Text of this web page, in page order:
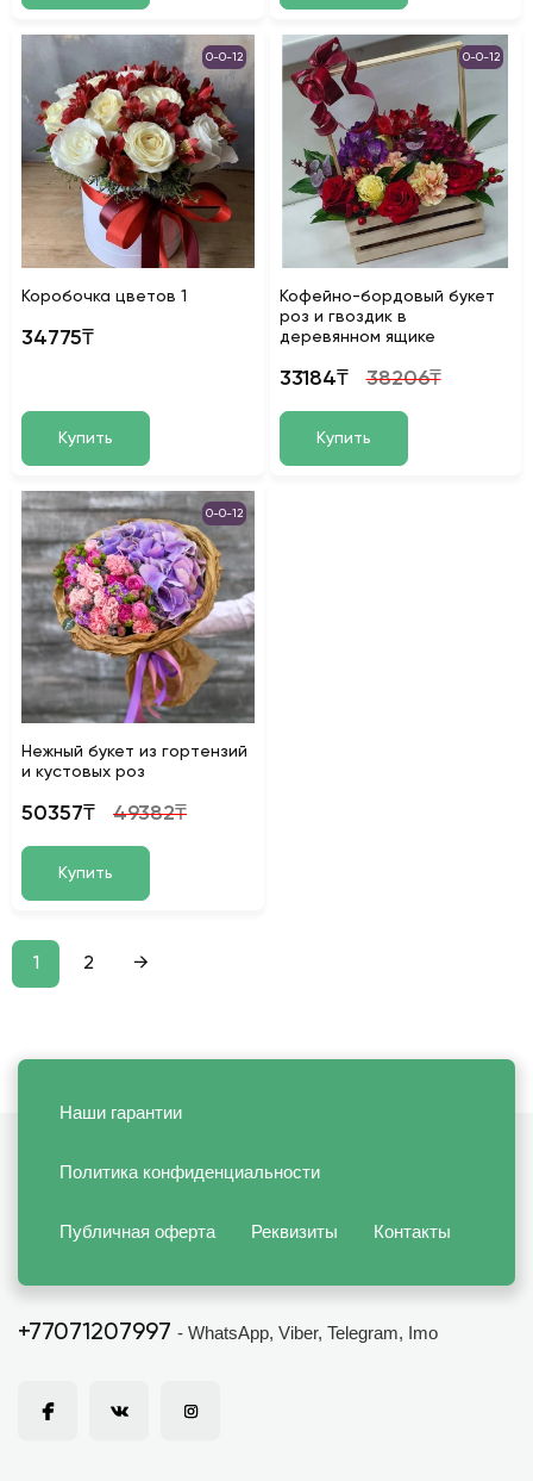
0-0-12
Коробочка цветов 1
34775₸
Купить
0-0-12
Кофейно-бордовый букет
роз и гвоздик в
деревянном ящике
33184₸ 38206₸
Купить
0-0-12
Нежный букет из гортензий
и кустовых роз
50357₸ 49382₸
Купить
1 2 →
Наши гарантии
Политика конфиденциальности
Публичная оферта Реквизиты Контакты
+77071207997 - WhatsApp, Viber, Telegram, Imo